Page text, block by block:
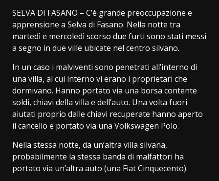
SELVA DI FASANO – C’è grande preoccupazione e
apprensione a Selva di Fasano. Nella notte tra
martedì e mercoledì scorso due furti sono stati messi
a segno in due ville ubicate nel centro silvano.
In un caso i malviventi sono penetrati all’interno di
una villa, al cui interno vi erano i proprietari che
dormivano. Hanno portato via una borsa contente
soldi, chiavi della villa e dell’auto. Una volta fuori
aiutati proprio dalle chiavi recuperate hanno aperto
il cancello e portato via una Volkswagen Polo.
Nella stessa notte, da un’altra villa silvana,
probabilmente la stessa banda di malfattori ha
portato via un’altra auto (una Fiat Cinquecento).